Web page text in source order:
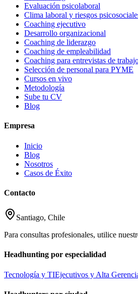
Evaluación psicolaboral
Clima laboral y riesgos
Coaching ejecutivo
Desarrollo organizacional
Coaching de liderazgo
Coaching de empleabilidad
Coaching para entrevistas de
Selección de personal para PYME
Cursos en vivo
Metodología
Sube tu CV
Blog
Empresa
Inicio
Blog
Nosotros
Casos de Éxito
Contacto
Santiago, Chile
Para consultas profesionales, utilice
Headhunting por especialidad
Tecnología y TIEjecutivos y Alta